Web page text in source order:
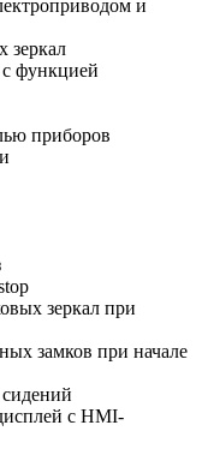
и
зеркал
с функцией
приборов
зеркал при
замков при начале
сидений
с HMI-